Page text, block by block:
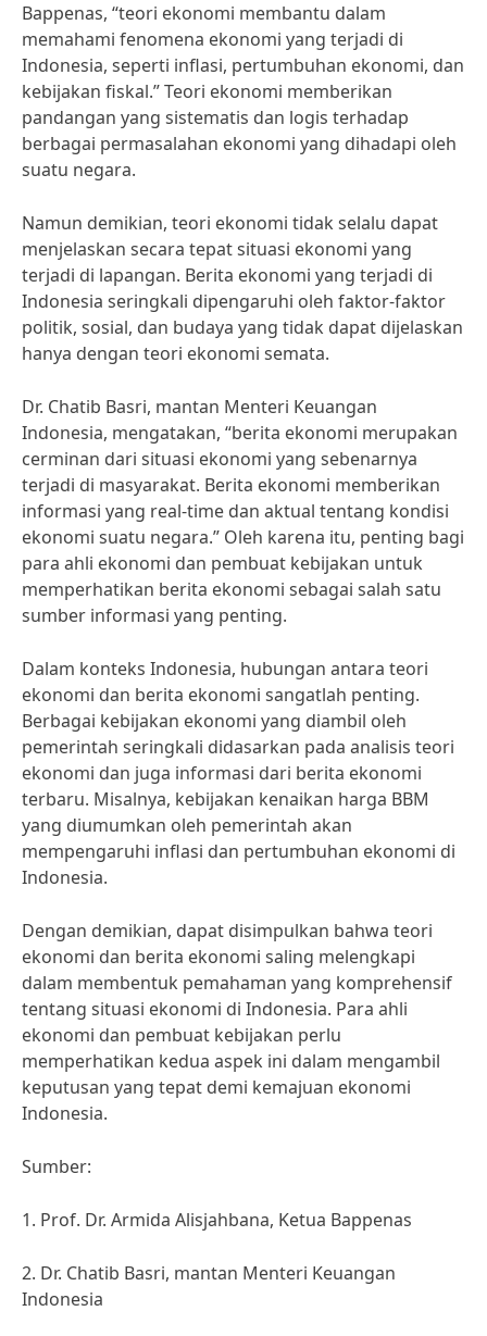
Bappenas, “teori ekonomi membantu dalam
memahami fenomena ekonomi yang terjadi di
Indonesia, seperti inflasi, pertumbuhan ekonomi, dan
kebijakan fiskal.” Teori ekonomi memberikan
pandangan yang sistematis dan logis terhadap
berbagai permasalahan ekonomi yang dihadapi oleh
suatu negara.
Namun demikian, teori ekonomi tidak selalu dapat
menjelaskan secara tepat situasi ekonomi yang
terjadi di lapangan. Berita ekonomi yang terjadi di
Indonesia seringkali dipengaruhi oleh faktor-faktor
politik, sosial, dan budaya yang tidak dapat dijelaskan
hanya dengan teori ekonomi semata.
Dr. Chatib Basri, mantan Menteri Keuangan
Indonesia, mengatakan, “berita ekonomi merupakan
cerminan dari situasi ekonomi yang sebenarnya
terjadi di masyarakat. Berita ekonomi memberikan
informasi yang real-time dan aktual tentang kondisi
ekonomi suatu negara.” Oleh karena itu, penting bagi
para ahli ekonomi dan pembuat kebijakan untuk
memperhatikan berita ekonomi sebagai salah satu
sumber informasi yang penting.
Dalam konteks Indonesia, hubungan antara teori
ekonomi dan berita ekonomi sangatlah penting.
Berbagai kebijakan ekonomi yang diambil oleh
pemerintah seringkali didasarkan pada analisis teori
ekonomi dan juga informasi dari berita ekonomi
terbaru. Misalnya, kebijakan kenaikan harga BBM
yang diumumkan oleh pemerintah akan
mempengaruhi inflasi dan pertumbuhan ekonomi di
Indonesia.
Dengan demikian, dapat disimpulkan bahwa teori
ekonomi dan berita ekonomi saling melengkapi
dalam membentuk pemahaman yang komprehensif
tentang situasi ekonomi di Indonesia. Para ahli
ekonomi dan pembuat kebijakan perlu
memperhatikan kedua aspek ini dalam mengambil
keputusan yang tepat demi kemajuan ekonomi
Indonesia.
Sumber:
1. Prof. Dr. Armida Alisjahbana, Ketua Bappenas
2. Dr. Chatib Basri, mantan Menteri Keuangan
Indonesia